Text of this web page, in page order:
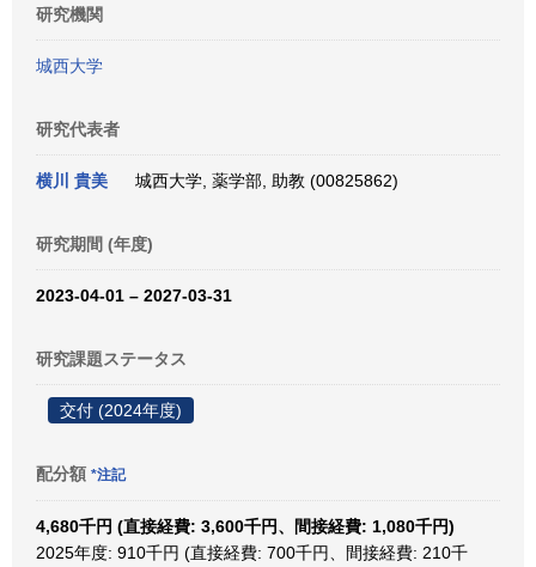
研究機関
城西大学
研究代表者
横川 貴美 城西大学, 薬学部, 助教 (00825862)
研究期間 (年度)
2023-04-01 – 2027-03-31
研究課題ステータス
交付 (2024年度)
配分額 *注記
4,680千円 (直接経費: 3,600千円、間接経費: 1,080千円)
2025年度: 910千円 (直接経費: 700千円、間接経費: 210千